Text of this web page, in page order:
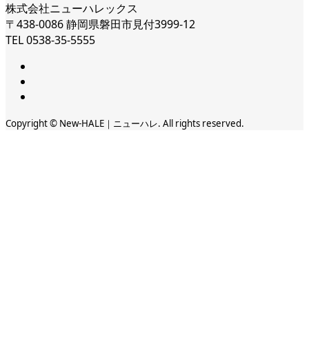
株式会社ニューハレックス
〒438-0086 静岡県磐田市見付3999-12
TEL 0538-35-5555
Copyright © New-HALE｜ニューハレ. All rights reserved.